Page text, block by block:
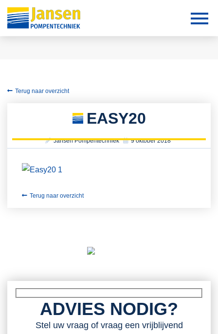
Terug naar overzicht
EASY20
Jansen Pompentechniek 9 oktober 2018
Terug naar overzicht
ADVIES NODIG?
Stel uw vraag of vraag een vrijblijvend